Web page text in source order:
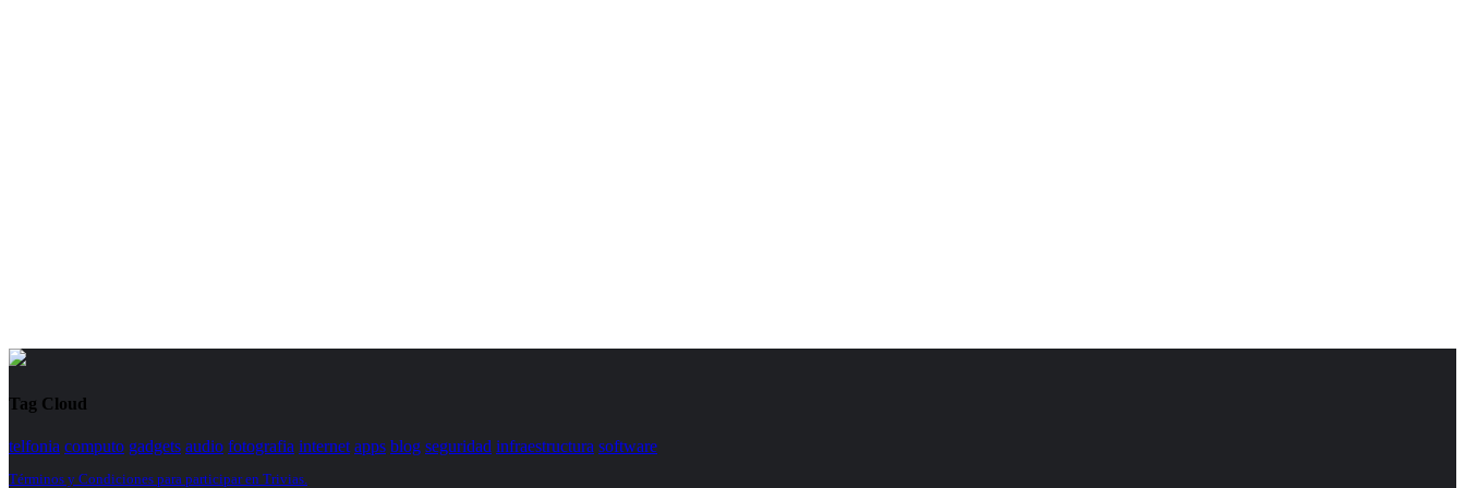
Tag Cloud
telfonia computo gadgets audio fotografia internet apps blog seguridad infraestructura software
Términos y Condiciones para participar en Trivias.